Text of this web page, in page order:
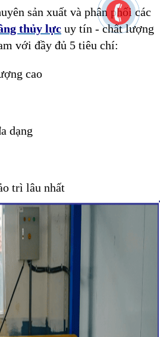
sản xuất và phân phối các
thủy lực uy tín - chất lượng
với đầy đủ 5 tiêu chí:
cao
dạng
trì lâu nhất